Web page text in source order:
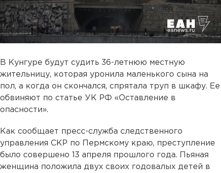
В Кунгуре будут судить 36-летнюю местную
жительницу, которая уронила маленького сына на
пол, а когда он скончался, спрятала труп в шкафу. Ее
обвиняют по статье УК РФ «Оставление в
опасности».
Как сообщает пресс-служба следственного
управления СКР по Пермскому краю, преступление
было совершено 13 апреля прошлого года. Пьяная
женщина положила двух своих годовалых детей в